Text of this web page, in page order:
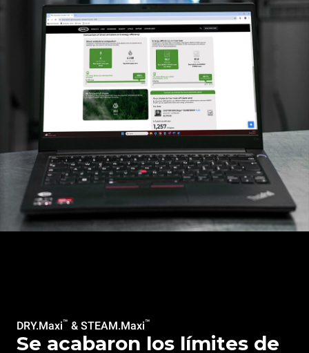
DRY.Maxi™ & STEAM.Maxi™
Se acabaron los límites de